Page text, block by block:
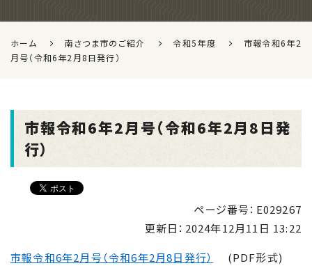
ホーム 南さつま市のご紹介 令和5年度
市報令和6年2
月号（令和6年2月8日発行）
市報令和6年2月号（令和6年2月8日発
行）
ページ番号：E029267
更新日： 2024年12月11日 13:22
市報令和6年2月号（令和6年2月8日発行）
(PDF形式)